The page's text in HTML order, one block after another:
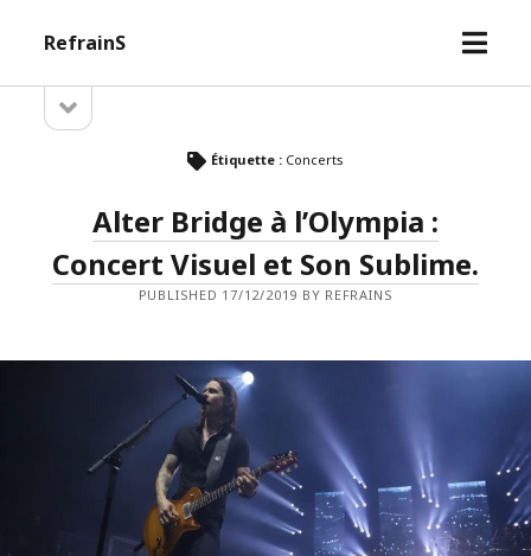
RefrainS
open
Sidebarsidebar
Étiquette : Concerts
Alter Bridge à l’Olympia :
Concert Visuel et Son Sublime.
PUBLISHED 17/12/2019 BY REFRAINS